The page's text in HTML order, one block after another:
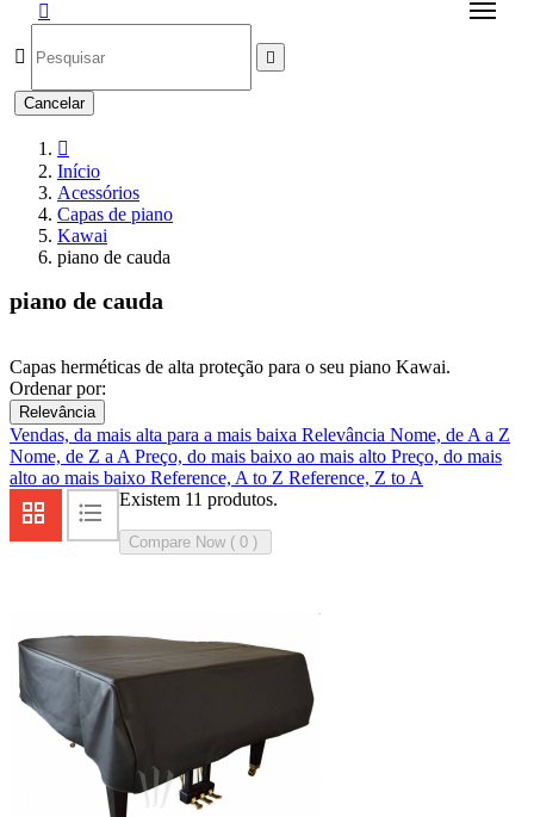

 
Cancelar

Início
Acessórios
Capas de piano
Kawai
piano de cauda
piano de cauda
Capas herméticas de alta proteção para o seu piano Kawai.
Ordenar por:
Relevância
Vendas, da mais alta para a mais baixa Relevância Nome, de A a Z
Nome, de Z a A Preço, do mais baixo ao mais alto Preço, do mais
alto ao mais baixo Reference, A to Z Reference, Z to A
Existem 11 produtos.
Compare Now ( 0